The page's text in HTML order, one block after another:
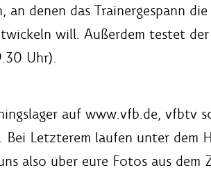
an denen das Trainergespann
will. Außerdem testet
Uhr).
auf www.vfb.de, vfbtv
Bei Letzterem laufen unter dem
also über eure Fotos aus